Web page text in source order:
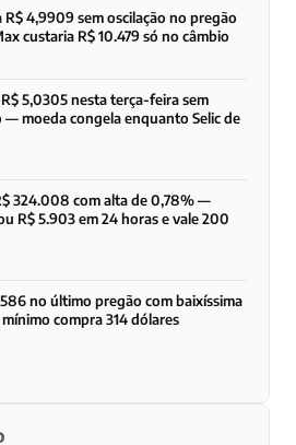
R$ 4,9909 sem oscilação no pregão
custaria R$ 10.479 só no câmbio
5,0305 nesta terça-feira sem
— moeda congela enquanto Selic de
324.008 com alta de 0,78% —
R$ 5.903 em 24 horas e vale 200
no último pregão com baixíssima
compra 314 dólares